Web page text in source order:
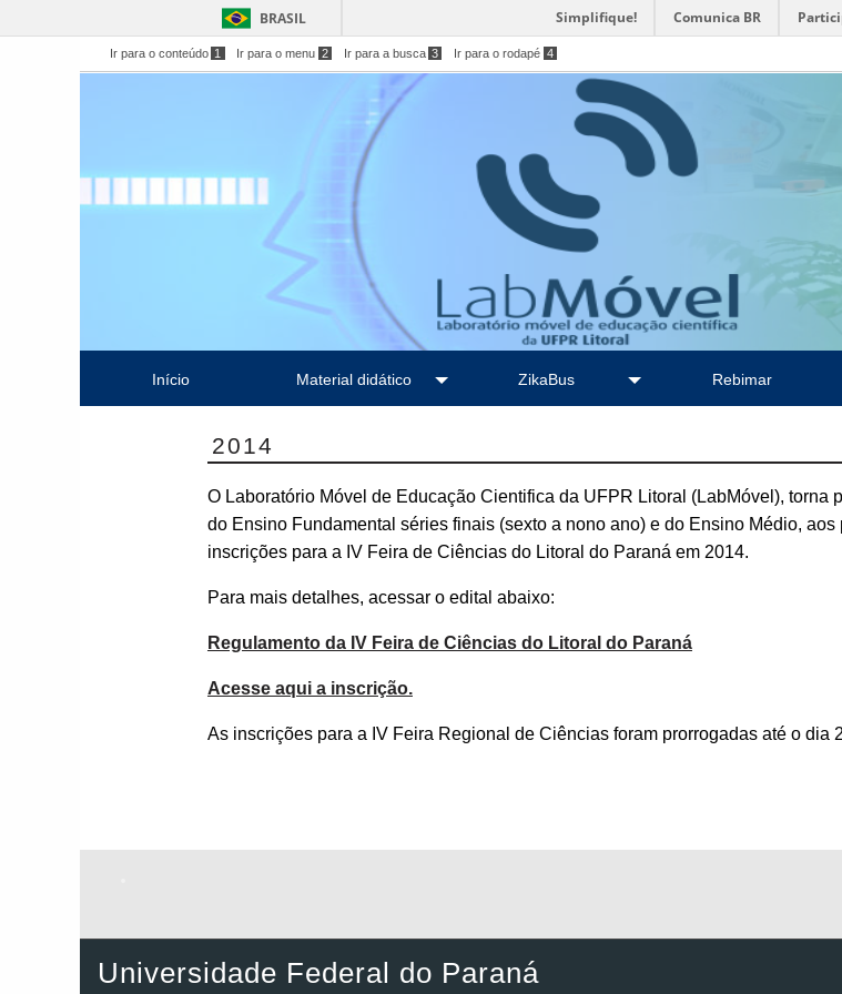
BRASIL Simplifique! Comunica BR
Ir para o conteúdo 1 Ir para o menu 2 Ir para a busca 3 Ir para o rodapé 4
Início Material didático ZikaBus Rebimar
2014
O Laboratório Móvel de Educação Cientifica da UFPR Litoral (LabMóvel),
do Ensino Fundamental séries finais (sexto a nono ano) e do Ensino Médio,
inscrições para a IV Feira de Ciências do Litoral do Paraná em 2014.
Para mais detalhes, acessar o edital abaixo:
Regulamento da IV Feira de Ciências do Litoral do Paraná
Acesse aqui a inscrição.
As inscrições para a IV Feira Regional de Ciências foram prorrogadas até o dia
Universidade Federal do Paraná